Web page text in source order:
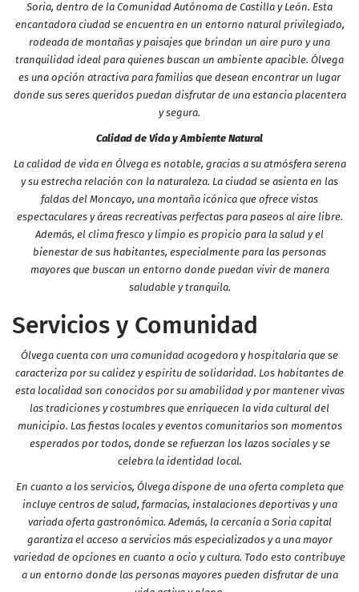
Soria, dentro de la Comunidad Autónoma de Castilla y León. Esta
encantadora ciudad se encuentra en un entorno natural privilegiado,
rodeada de montañas y paisajes que brindan un aire puro y una
tranquilidad ideal para quienes buscan un ambiente apacible. Ólvega
es una opción atractiva para familias que desean encontrar un lugar
donde sus seres queridos puedan disfrutar de una estancia placentera
y segura.
Calidad de Vida y Ambiente Natural
La calidad de vida en Ólvega es notable, gracias a su atmósfera serena
y su estrecha relación con la naturaleza. La ciudad se asienta en las
faldas del Moncayo, una montaña icónica que ofrece vistas
espectaculares y áreas recreativas perfectas para paseos al aire libre.
Además, el clima fresco y limpio es propicio para la salud y el
bienestar de sus habitantes, especialmente para las personas
mayores que buscan un entorno donde puedan vivir de manera
saludable y tranquila.
Servicios y Comunidad
Ólvega cuenta con una comunidad acogedora y hospitalaria que se
caracteriza por su calidez y espíritu de solidaridad. Los habitantes de
esta localidad son conocidos por su amabilidad y por mantener vivas
las tradiciones y costumbres que enriquecen la vida cultural del
municipio. Las fiestas locales y eventos comunitarios son momentos
esperados por todos, donde se refuerzan los lazos sociales y se
celebra la identidad local.
En cuanto a los servicios, Ólvega dispone de una oferta completa que
incluye centros de salud, farmacias, instalaciones deportivas y una
variada oferta gastronómica. Además, la cercanía a Soria capital
garantiza el acceso a servicios más especializados y a una mayor
variedad de opciones en cuanto a ocio y cultura. Todo esto contribuye
a un entorno donde las personas mayores pueden disfrutar de una